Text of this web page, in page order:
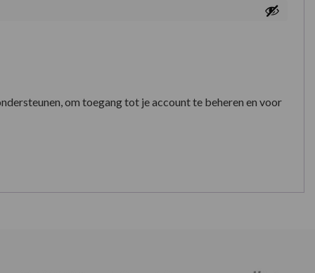
om toegang tot je account te beheren en voor